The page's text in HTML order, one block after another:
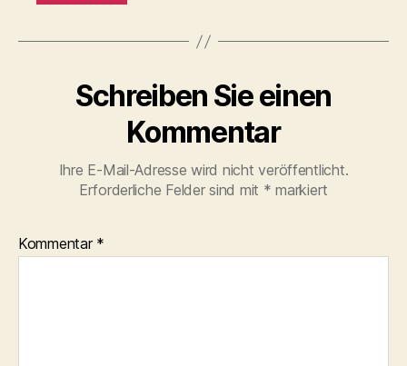
Schreiben Sie einen
Kommentar
Ihre E-Mail-Adresse wird nicht veröffentlicht.
Erforderliche Felder sind mit * markiert
Kommentar *